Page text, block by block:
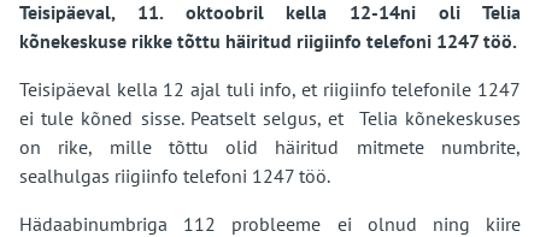
Teisipäeval, 11. oktoobril kella 12-14ni oli Telia
kõnekeskuse rikke tõttu häiritud riigiinfo telefoni 1247 töö.
Teisipäeval kella 12 ajal tuli info, et riigiinfo telefonile 1247
ei tule kõned sisse. Peatselt selgus, et Telia kõnekeskuses
on rike, mille tõttu olid häiritud mitmete numbrite,
sealhulgas riigiinfo telefoni 1247 töö.
Hädaabinumbriga 112 probleeme ei olnud ning kiire